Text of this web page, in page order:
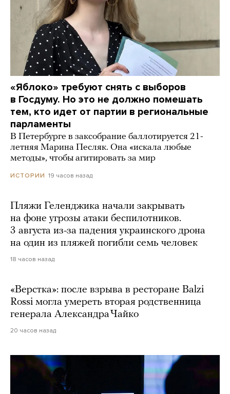
«Яблоко» требуют снять с выборов
в Госдуму. Но это не должно помешать
тем, кто идет от партии в региональные
парламенты
В Петербурге в заксобрание баллотируется 21-
летняя Марина Песляк. Она «искала любые
методы», чтобы агитировать за мир
ИСТОРИИ 19 часов назад
Пляжи Геленджика начали закрывать
на фоне угрозы атаки беспилотников.
3 августа из-за падения украинского дрона
на один из пляжей погибли семь человек
18 часов назад
«Верстка»: после взрыва в ресторане Balzi
Rossi могла умереть вторая родственница
генерала Александра Чайко
20 часов назад